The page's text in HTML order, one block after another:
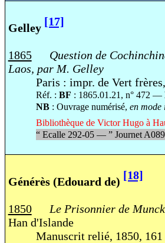
Gelley [17]
1865
Question de
Laos, par M. Gelley
Paris : impr. de Vert
Réf. : BF : 1865.01.21, n° 472 —
NB: Ouvrage numérisé, en mode
Bibliothèque de Victor Hugo à
“Ecalle 292-05 — ”Journet
Générès (Edouard de) [18]
1850
Le Prisonnier de
Han d'Islande
Manuscrit relié, 1850, 161